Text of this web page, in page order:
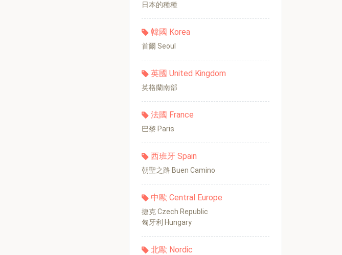
日本的種種
韓國 Korea
首爾 Seoul
英國 United Kingdom
英格蘭南部
法國 France
巴黎 Paris
西班牙 Spain
朝聖之路 Buen Camino
中歐 Central Europe
捷克 Czech Republic
匈牙利 Hungary
北歐 Nordic